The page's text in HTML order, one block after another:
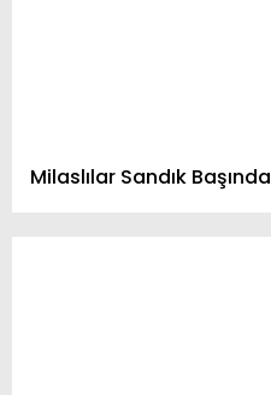
Milaslılar Sandık Başında